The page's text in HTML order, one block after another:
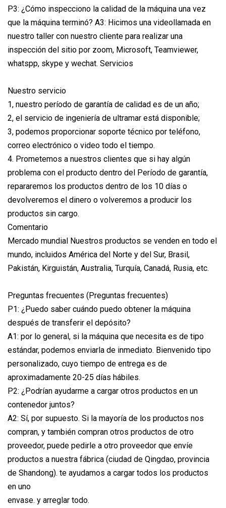
P3: ¿Cómo inspecciono la calidad de la máquina una vez
que la máquina terminó? A3: Hicimos una videollamada en
nuestro taller con nuestro cliente para realizar una
inspección del sitio por zoom, Microsoft, Teamviewer,
whatspp, skype y wechat. Servicios
Nuestro servicio
1, nuestro período de garantía de calidad es de un año;
2, el servicio de ingeniería de ultramar está disponible;
3, podemos proporcionar soporte técnico por teléfono,
correo electrónico o video todo el tiempo.
4. Prometemos a nuestros clientes que si hay algún
problema con el producto dentro del Período de garantía,
repararemos los productos dentro de los 10 días o
devolveremos el dinero o volveremos a producir los
productos sin cargo.
Comentario
Mercado mundial Nuestros productos se venden en todo el
mundo, incluidos América del Norte y del Sur, Brasil,
Pakistán, Kirguistán, Australia, Turquía, Canadá, Rusia, etc.
Preguntas frecuentes (Preguntas frecuentes)
P1: ¿Puedo saber cuándo puedo obtener la máquina
después de transferir el depósito?
A1: por lo general, si la máquina que necesita es de tipo
estándar, podemos enviarla de inmediato. Bienvenido tipo
personalizado, cuyo tiempo de entrega es de
aproximadamente 20-25 días hábiles.
P2: ¿Podrían ayudarme a cargar otros productos en un
contenedor juntos?
A2: Sí, por supuesto. Si la mayoría de los productos nos
compran, y también compran otros productos de otro
proveedor, puede pedirle a otro proveedor que envíe
productos a nuestra fábrica (ciudad de Qingdao, provincia
de Shandong). te ayudamos a cargar todos los productos
en uno
envase. y arreglar todo.